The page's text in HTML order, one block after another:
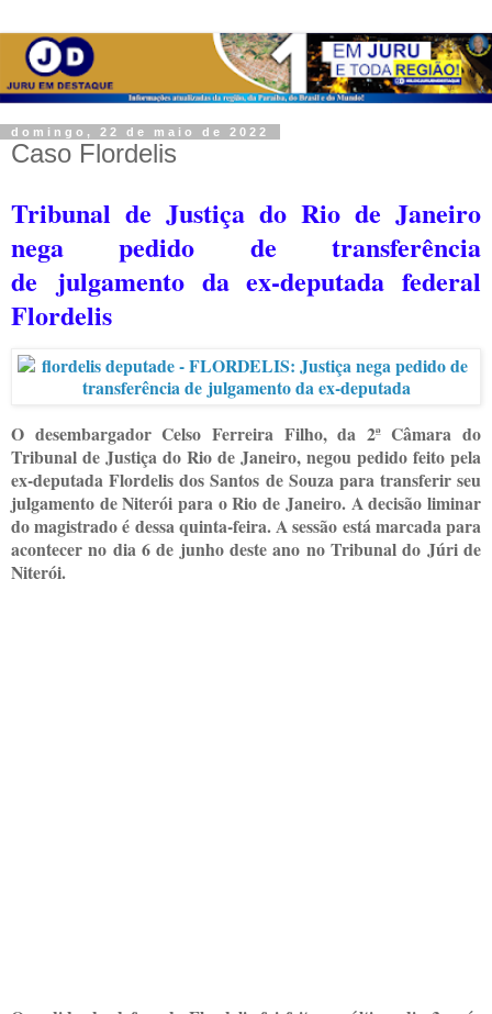
domingo, 22 de maio de 2022
Caso Flordelis
Tribunal de Justiça do Rio de Janeiro
nega pedido de transferência
de julgamento da ex-deputada federal
Flordelis
O desembargador Celso Ferreira Filho, da 2ª Câmara do
Tribunal de Justiça do Rio de Janeiro, negou pedido feito pela
ex-deputada Flordelis dos Santos de Souza para transferir seu
julgamento de Niterói para o Rio de Janeiro. A decisão liminar
do magistrado é dessa quinta-feira. A sessão está marcada para
acontecer no dia 6 de junho deste ano no Tribunal do Júri de
Niterói.